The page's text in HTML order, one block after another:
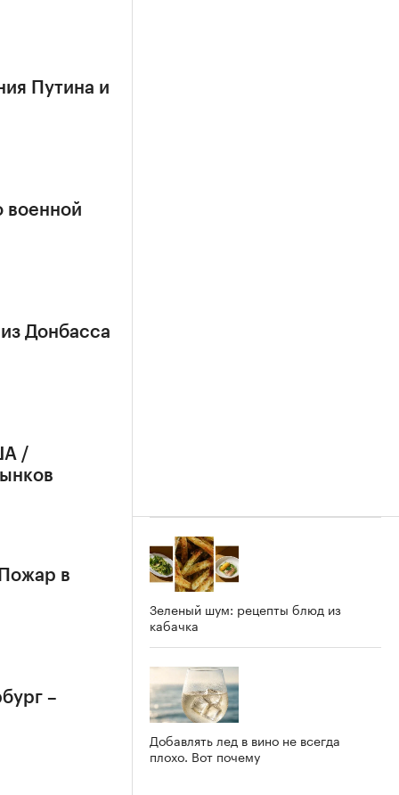
Путина и
военной
Донбасса
/
в
–
Зеленый шум: рецепты блюд из
кабачка
Добавлять лед в вино не всегда
плохо. Вот почему